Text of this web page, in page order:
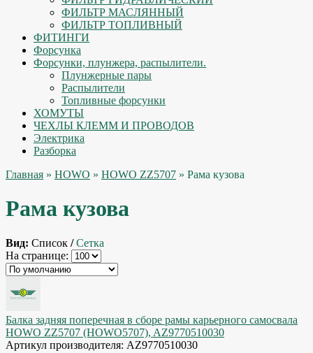
ФИЛЬТР МАСЛЯННЫЙ
ФИЛЬТР ТОПЛИВНЫЙ
ФИТИНГИ
Форсунка
Форсунки, плунжера, распылители.
Плунжерные пары
Распылители
Топливные форсунки
ХОМУТЫ
ЧЕХЛЫ КЛЕММ И ПРОВОДОВ
Электрика
Разборка
Главная » HOWO » HOWO ZZ5707 » Рама кузова
Рама кузова
Вид: Список / Сетка
На странице:
Балка задняя поперечная в сборе рамы карьерного самосвала
HOWO ZZ5707 (HOWO5707), AZ9770510030
Артикул производителя: AZ9770510030